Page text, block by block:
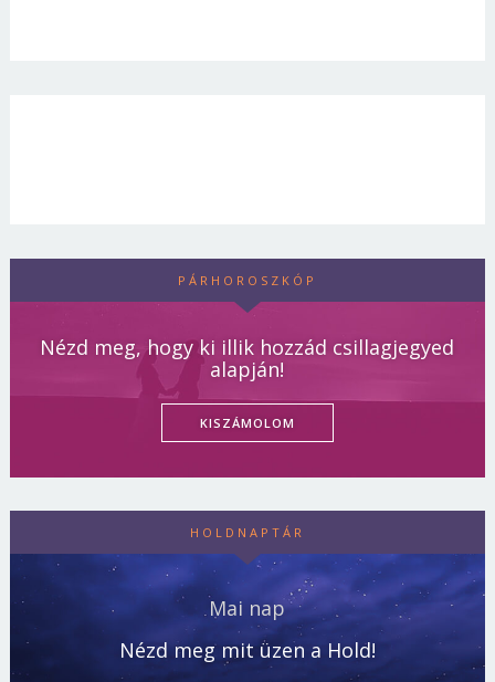
PÁRHOROSZKÓP
Nézd meg, hogy ki illik hozzád csillagjegyed
alapján!
KISZÁMOLOM
HOLDNAPTÁR
Mai nap
Nézd meg mit üzen a Hold!